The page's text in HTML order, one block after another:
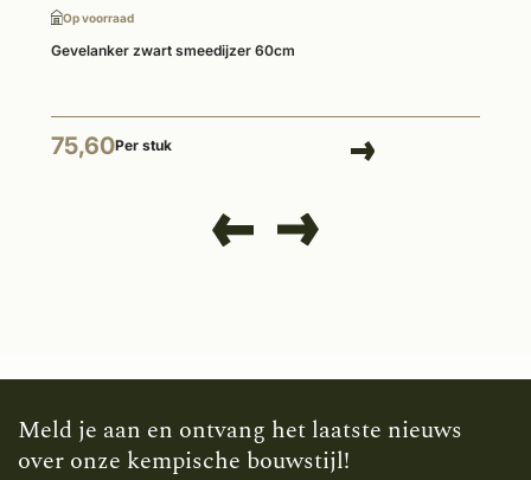
Op voorraad
Gevelanker zwart smeedijzer 60cm
75,60Per stuk
Meld je aan en ontvang het laatste nieuws
over onze kempische bouwstijl!